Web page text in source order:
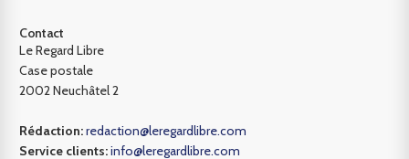
Contact
Le Regard Libre
Case postale
2002 Neuchâtel 2
Rédaction:redaction@leregardlibre.com
Service clients:info@leregardlibre.com